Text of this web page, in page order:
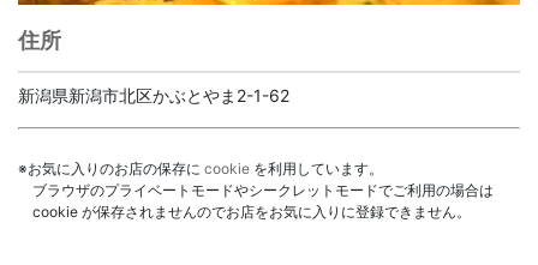
住所
新潟県新潟市北区かぶとやま2-1-62
※お気に入りのお店の保存に cookie を利用しています。
ブラウザのプライベートモードやシークレットモードでご利用の場合は
cookie が保存されませんのでお店をお気に入りに登録できません。